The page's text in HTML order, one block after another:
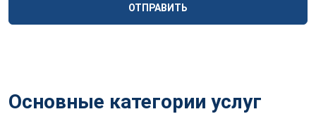
ОТПРАВИТЬ
Основные категории услуг